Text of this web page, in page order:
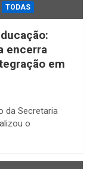
TODAS
encerra
em
da Secretaria
o